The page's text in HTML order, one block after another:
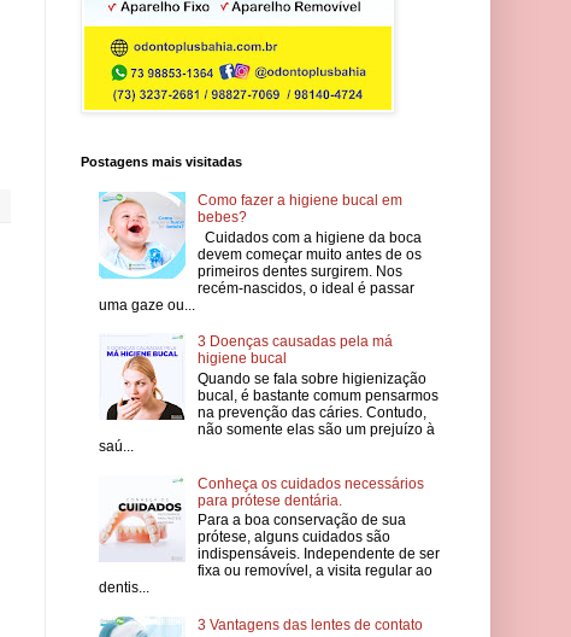
Postagens mais visitadas
Como fazer a higiene bucal em
bebes?
Cuidados com a higiene da boca
devem começar muito antes de os
primeiros dentes surgirem. Nos
recém-nascidos, o ideal é passar
uma gaze ou...
3 Doenças causadas pela má
higiene bucal
Quando se fala sobre higienização
bucal, é bastante comum pensarmos
na prevenção das cáries. Contudo,
não somente elas são um prejuízo à
saú...
Conheça os cuidados necessários
para prótese dentária.
Para a boa conservação de sua
prótese, alguns cuidados são
indispensáveis. Independente de ser
fixa ou removível, a visita regular ao
dentis...
3 Vantagens das lentes de contato